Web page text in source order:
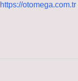
https://otomega.com.tr